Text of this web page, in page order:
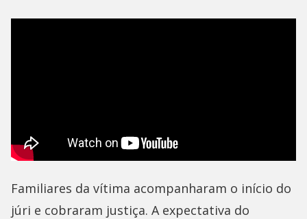
Familiares da vítima acompanharam o início do
júri e cobraram justiça. A expectativa do